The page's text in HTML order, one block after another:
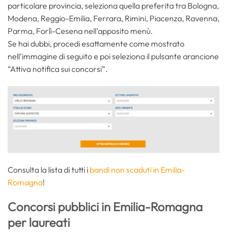
particolare provincia, seleziona quella preferita tra Bologna,
Modena, Reggio-Emilia, Ferrara, Rimini, Piacenza, Ravenna,
Parma, Forlì-Cesena nell’apposito menù.
Se hai dubbi, procedi esattamente come mostrato
nell’immagine di seguito e poi seleziona il pulsante arancione
“Attiva notifica sui concorsi”.
Consulta la lista di tutti i bandi non scaduti in Emilia-
Romagna!
Concorsi pubblici in Emilia-Romagna
per laureati